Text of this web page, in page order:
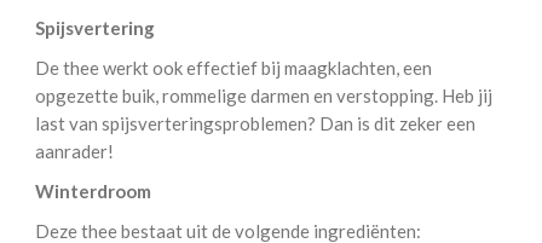
Spijsvertering
De thee werkt ook effectief bij maagklachten, een
opgezette buik, rommelige darmen en verstopping. Heb jij
last van spijsverteringsproblemen? Dan is dit zeker een
aanrader!
Winterdroom
Deze thee bestaat uit de volgende ingrediënten: